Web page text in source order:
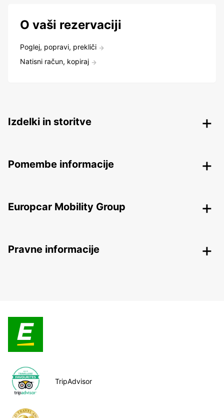
O vaši rezervaciji
Poglej, popravi, prekliči
Natisni račun, kopiraj
Izdelki in storitve
Pomembe informacije
Europcar Mobility Group
Pravne informacije
TripAdvisor